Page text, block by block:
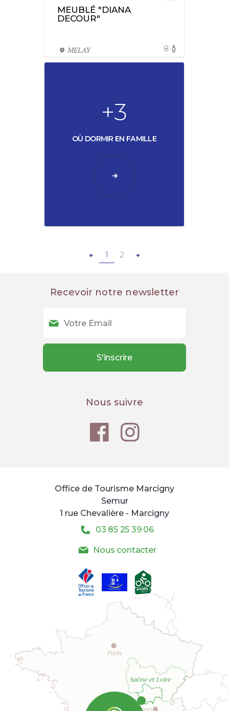
MEUBLÉ "DIANA
DECOUR"
MELAY 8
+3
OÙ DORMIR EN FAMILLE
1 2
Recevoir notre newsletter
Nous suivre
Office de Tourisme Marcigny
Semur
1 rue Chevalière - Marcigny
03 85 25 39 06
Nous contacter